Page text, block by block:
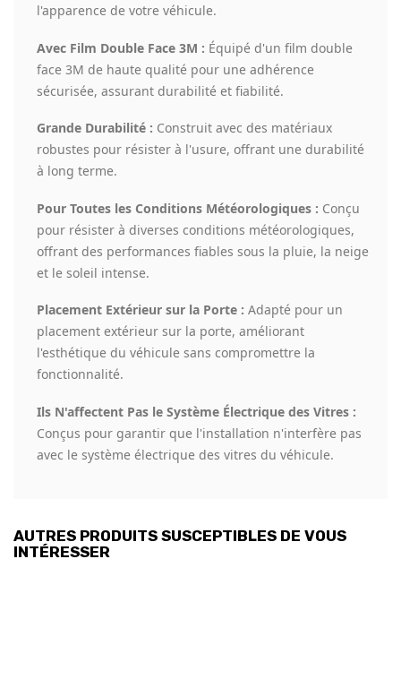
l'apparence de votre véhicule.
Avec Film Double Face 3M : Équipé d'un film double
face 3M de haute qualité pour une adhérence
sécurisée, assurant durabilité et fiabilité.
Grande Durabilité : Construit avec des matériaux
robustes pour résister à l'usure, offrant une durabilité
à long terme.
Pour Toutes les Conditions Météorologiques : Conçu
pour résister à diverses conditions météorologiques,
offrant des performances fiables sous la pluie, la neige
et le soleil intense.
Placement Extérieur sur la Porte : Adapté pour un
placement extérieur sur la porte, améliorant
l'esthétique du véhicule sans compromettre la
fonctionnalité.
Ils N'affectent Pas le Système Électrique des Vitres :
Conçus pour garantir que l'installation n'interfère pas
avec le système électrique des vitres du véhicule.
AUTRES PRODUITS SUSCEPTIBLES DE VOUS
INTÉRESSER